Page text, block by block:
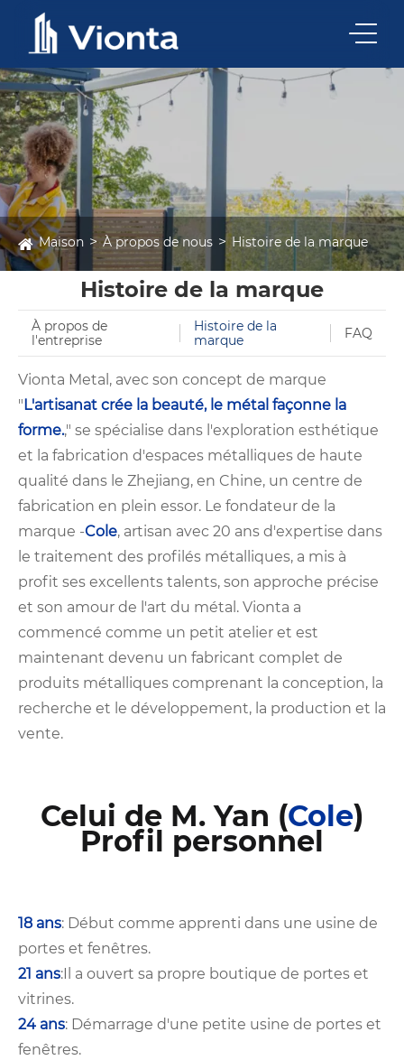
Maison À propos de nous Histoire de la marque
Histoire de la marque
À propos de
l'entreprise
Histoire de la
marque
FAQ
Vionta Metal, avec son concept de marque
"L'artisanat crée la beauté, le métal façonne la
forme.," se spécialise dans l'exploration esthétique
et la fabrication d'espaces métalliques de haute
qualité dans le Zhejiang, en Chine, un centre de
fabrication en plein essor. Le fondateur de la
marque -Cole, artisan avec 20 ans d'expertise dans
le traitement des profilés métalliques, a mis à
profit ses excellents talents, son approche précise
et son amour de l'art du métal. Vionta a
commencé comme un petit atelier et est
maintenant devenu un fabricant complet de
produits métalliques comprenant la conception, la
recherche et le développement, la production et la
vente.
Celui de M. Yan (Cole)
Profil personnel
18 ans: Début comme apprenti dans une usine de
portes et fenêtres.
21 ans:Il a ouvert sa propre boutique de portes et
vitrines.
24 ans: Démarrage d'une petite usine de portes et
fenêtres.